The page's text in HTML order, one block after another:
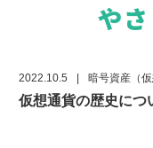
2022.10.5 暗号資産（仮
仮想通貨の歴史につ